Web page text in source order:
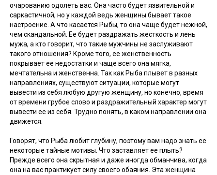
очарованию одолеть вас. Она часто будет язвительной и
саркастичной, но у каждой ведь женщины бывает такое
настроение. А что касается Рыбы, то она чаще будет нежной,
чем скандальной. Ее будет раздражать жесткость и лень
мужа, а кто говорит, что такие мужчины не заслуживают
такого отношения? Кроме того, ее женственность
покрывает ее недостатки и чаще всего она мягка,
мечтательна и женственна. Так как Рыба плывет в разных
направлениях, существуют ситуации, которые могут
вывести из себя любую другую женщину, но конечно, время
от времени грубое слово и раздражительный характер могут
вывести ее из себя. Трудно понять, в каком направлении она
движется.
Говорят, что Рыба любит глубину, поэтому вам надо знать ее
некоторые тайные мотивы. Что заставляет ее плыть?
Прежде всего она скрытная и даже иногда обманчива, когда
она на вас практикует силу своего обаяния. Эта женщина